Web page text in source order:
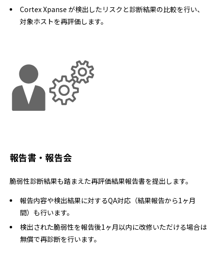
Cortex Xpanse が検出したリスクと診断結果の比較を行い、
対象ホストを再評価します。
報告書・報告会
脆弱性診断結果も踏まえた再評価結果報告書を提出します。
報告内容や検出結果に対するQA対応（結果報告から1ヶ月
間）も行います。
検出された脆弱性を報告後1ヶ月以内に改修いただける場合は
無償で再診断を行います。